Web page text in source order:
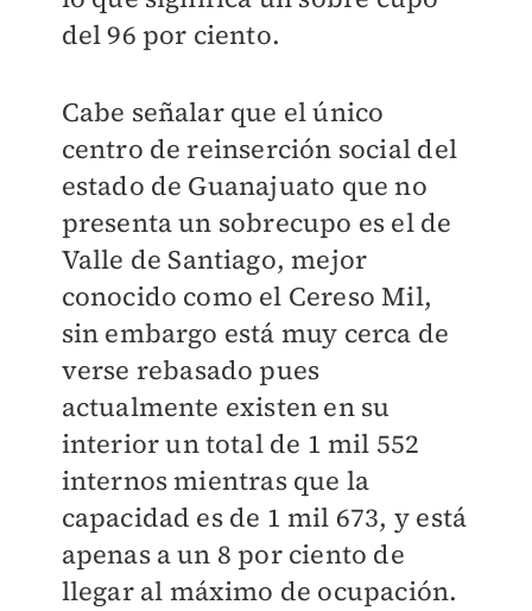
del 96 por ciento.
Cabe señalar que el único
centro de reinserción social del
estado de Guanajuato que no
presenta un sobrecupo es el de
Valle de Santiago, mejor
conocido como el Cereso Mil,
sin embargo está muy cerca de
verse rebasado pues
actualmente existen en su
interior un total de 1 mil 552
internos mientras que la
capacidad es de 1 mil 673, y está
apenas a un 8 por ciento de
llegar al máximo de ocupación.